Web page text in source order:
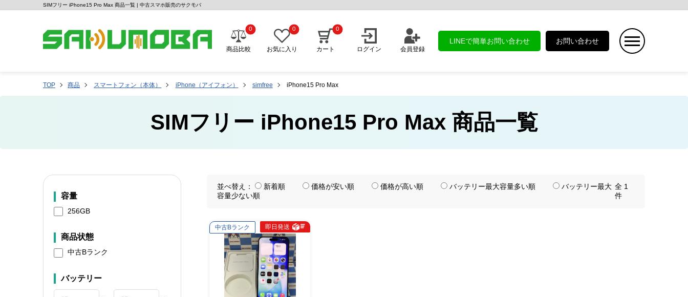
SIMフリー iPhone15 Pro Max 商品一覧 | 中古スマホ販売のサクモバ
商品比較
0
お気に入り
0
カート
0
ログイン 会員登録
LINEで簡単お問い合わせ お問い合わせ
TOP 商品 スマートフォン（本体） iPhone（アイフォン） simfree iPhone15 Pro Max
SIMフリー iPhone15 Pro Max 商品一覧
容量
256GB
商品状態
中古Bランク
バッテリー
並べ替え： 新着順 価格が安い順 価格が高い順 バッテリー最大容量多い順
バッテリー最大
容量少ない順
全 1
件
中古Bランク 即日発送